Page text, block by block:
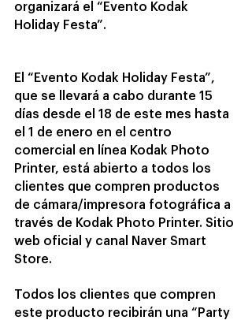
organizará el “Evento Kodak
Holiday Festa”.
El “Evento Kodak Holiday Festa”,
que se llevará a cabo durante 15
días desde el 18 de este mes hasta
el 1 de enero en el centro
comercial en línea Kodak Photo
Printer, está abierto a todos los
clientes que compren productos
de cámara/impresora fotográfica a
través de Kodak Photo Printer. Sitio
web oficial y canal Naver Smart
Store.
Todos los clientes que compren
este producto recibirán una “Party